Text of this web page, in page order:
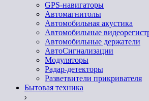
GPS-навигаторы
Автомагнитолы
Автомобильная акустика
Автомобильные
Автомобильные держатели
АвтоСигнализации
Модуляторы
Радар-детекторы
Разветвители прикривателя
Бытовая техника